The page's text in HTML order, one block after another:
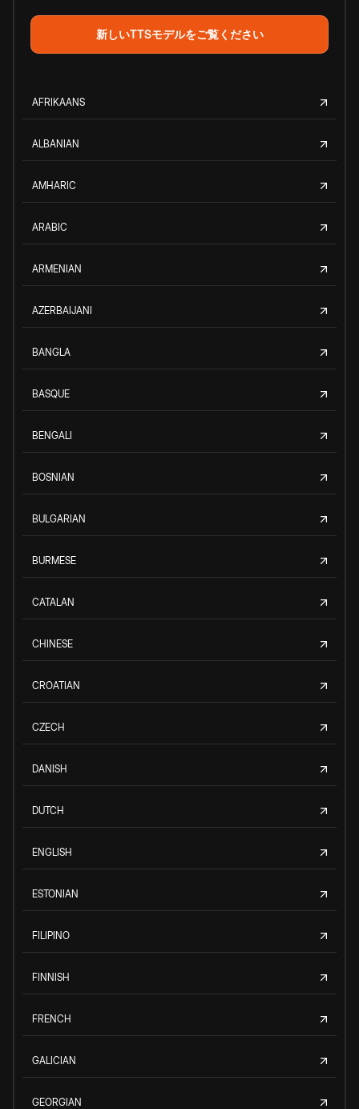
新しいTTSモデルをご覧ください
AFRIKAANS
ALBANIAN
AMHARIC
ARABIC
ARMENIAN
AZERBAIJANI
BANGLA
BASQUE
BENGALI
BOSNIAN
BULGARIAN
BURMESE
CATALAN
CHINESE
CROATIAN
CZECH
DANISH
DUTCH
ENGLISH
ESTONIAN
FILIPINO
FINNISH
FRENCH
GALICIAN
GEORGIAN